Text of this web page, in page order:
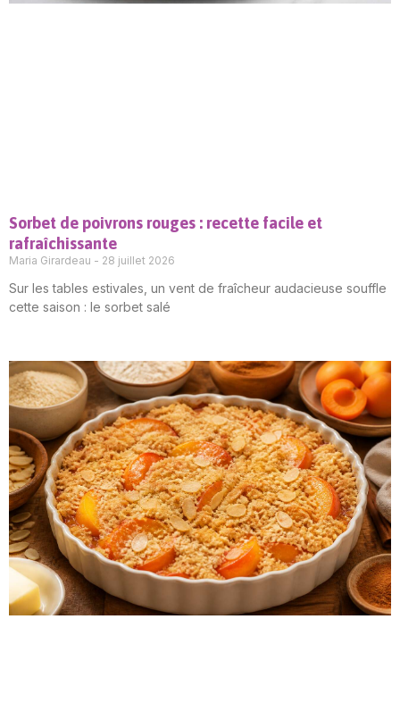
Sorbet de poivrons rouges : recette facile et
rafraîchissante
Maria Girardeau 28 juillet 2026
Sur les tables estivales, un vent de fraîcheur audacieuse souffle
cette saison : le sorbet salé